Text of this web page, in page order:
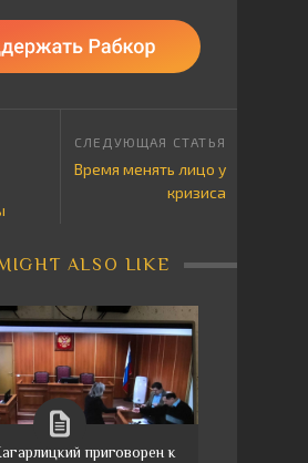
Время менять лицо у
кризиса
ALSO LIKE
приговорен к